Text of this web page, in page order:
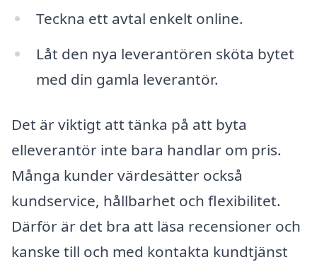
Teckna ett avtal enkelt online.
Låt den nya leverantören sköta bytet
med din gamla leverantör.
Det är viktigt att tänka på att byta
elleverantör inte bara handlar om pris.
Många kunder värdesätter också
kundservice, hållbarhet och flexibilitet.
Därför är det bra att läsa recensioner och
kanske till och med kontakta kundtjänst